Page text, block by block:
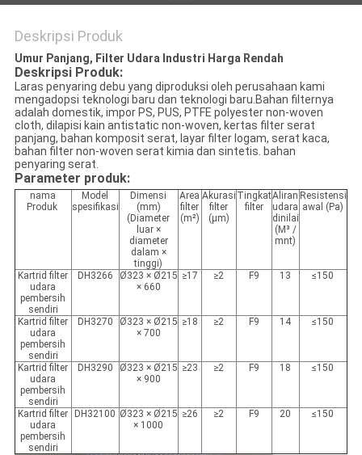
Deskripsi Produk
Umur Panjang, Filter Udara Industri Harga Rendah
Deskripsi Produk:
Laras penyaring debu yang diproduksi oleh perusahaan kami
mengadopsi teknologi baru dan teknologi baru.Bahan filternya
adalah domestik, impor PS, PUS, PTFE polyester non-woven
cloth, dilapisi kain antistatic non-woven, kertas filter serat
panjang, bahan komposit serat, layar filter logam, serat kaca,
bahan filter non-woven serat kimia dan sintetis. bahan
penyaring serat.
Parameter produk:
nama
Produk
Model
spesifikasi
Dimensi
(mm)
(Diameter
luar ×
diameter
dalam ×
tinggi)
Area
filter
(m²)
Akurasi
filter
(μm)
Tingkat
filter
Aliran
udara
dinilai
(M³ /
mnt)
Resistensi
awal (Pa)
Kartrid filter
udara
pembersih
sendiri
DH3266
Ø323 × Ø215
× 660
≥17 ≥2 F9 13 ≤150
Kartrid filter
udara
pembersih
sendiri
DH3270
Ø323 × Ø215
× 700
≥18 ≥2 F9 14 ≤150
Kartrid filter
udara
pembersih
sendiri
DH3290
Ø323 × Ø215
× 900
≥23 ≥2 F9 18 ≤150
Kartrid filter
udara
pembersih
sendiri
DH32100 Ø323 × Ø215
× 1000
≥26 ≥2 F9 20 ≤150